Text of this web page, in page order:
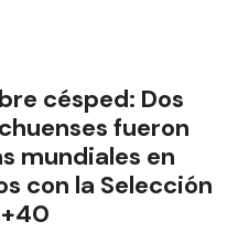
césped: Dos
fueron
mundiales en
con la Selección